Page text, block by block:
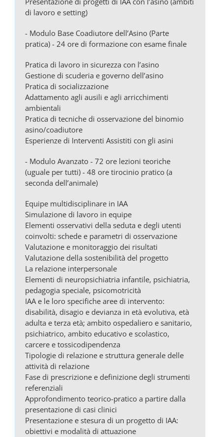
di lavoro e setting)
- Modulo Base Coadiutore dell’Asino (Parte
pratica) - 24 ore di formazione con esame finale
Pratica di lavoro in sicurezza con l’asino
Gestione di scuderia e governo dell’asino
Pratica di socializzazione
Adattamento agli ausili e agli arricchimenti
ambientali
Pratica di tecniche di osservazione del binomio
asino/coadiutore
Esperienze di Interventi Assistiti con gli asini
- Modulo Avanzato - 72 ore lezioni teoriche
(uguale per tutti) - 48 ore tirocinio pratico (a
seconda dell’animale)
Equipe multidisciplinare in IAA
Simulazione di lavoro in equipe
Elementi osservativi della seduta e degli utenti
coinvolti: schede e parametri di osservazione
Valutazione e monitoraggio dei risultati
Valutazione della sostenibilità del progetto
La relazione interpersonale
Elementi di neuropsichiatria infantile, psichiatria,
pedagogia speciale, psicomotricità
IAA e le loro specifiche aree di intervento:
disabilità, disagio e devianza in età evolutiva, età
adulta e terza età; ambito ospedaliero e sanitario,
psichiatrico, ambito educativo e scolastico,
carcere e tossicodipendenza
Tipologie di relazione e struttura generale delle
attività di relazione
Fase di prescrizione e definizione degli strumenti
referenziali
Approfondimento teorico-pratico a partire dalla
presentazione di casi clinici
Presentazione e stesura di un progetto di IAA:
obiettivi e modalità di attuazione